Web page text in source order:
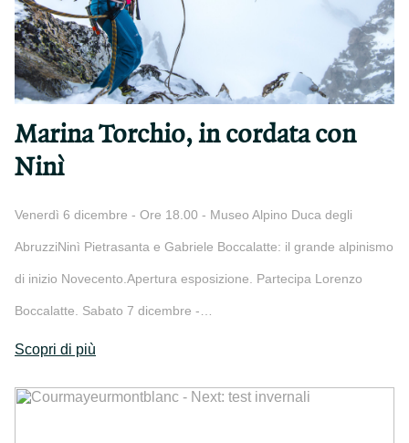
Marina Torchio, in cordata con
Ninì
Venerdì 6 dicembre - Ore 18.00 - Museo Alpino Duca degli
AbruzziNinì Pietrasanta e Gabriele Boccalatte: il grande alpinismo
di inizio Novecento.Apertura esposizione. Partecipa Lorenzo
Boccalatte. Sabato 7 dicembre -…
Scopri di più